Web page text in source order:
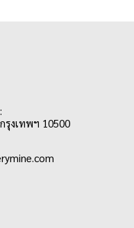
รุงเทพฯ 10500